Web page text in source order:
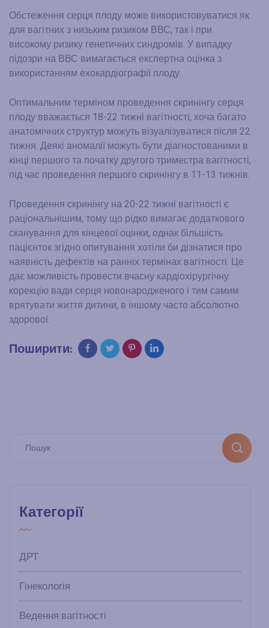
Обстеження серця плоду може використовуватися як
для вагітних з низьким ризиком ВВС, так і при
високому ризику генетичних синдромів. У випадку
підозри на ВВС вимагається експертна оцінка з
використанням ехокардіографії плоду.
Оптимальним терміном проведення скринінгу серця
плоду вважається 18-22 тижні вагітності, хоча багато
анатомічних структур можуть візуалізуватися після 22
тижня. Деякі аномалії можуть бути діагностованими в
кінці першого та початку другого триместра вагітності,
під час проведення першого скринінгу в 11-13 тижнів.
Проведення скринінгу на 20-22 тижні вагітності є
раціональнішим, тому що рідко вимагає додаткового
сканування для кінцевої оцінки, однак більшість
пацієнток згідно опитування хотіли би дізнатися про
наявність дефектів на ранніх термінах вагітності. Це
дає можливість провести вчасну кардіохірургічну
корекцію вади серця новонародженого і тим самим
врятувати життя дитини, в іншому часто абсолютно
здорової.
Поширити:
Категорії
ДРТ
Гінекологія
Ведення вагітності